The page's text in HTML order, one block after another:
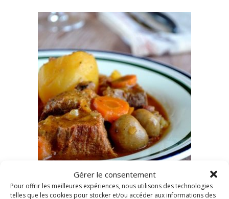
Gérer le consentement
Pour offrir les meilleures expériences, nous utilisons des technologies
telles que les cookies pour stocker et/ou accéder aux informations des
LÉGUMES RECETTES COOKEO VIANDES